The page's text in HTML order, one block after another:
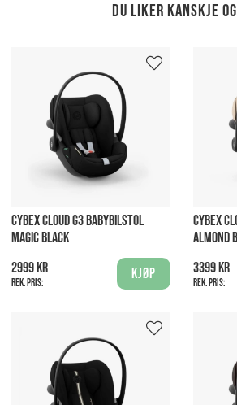
Du liker kanskje
CYBEX CLOUD G3 BABYBILSTOL
MAGIC BLACK
2999 kr
Rek. pris:
Kjøp
CYBEX
ALMOND
3399 kr
Rek. pris: